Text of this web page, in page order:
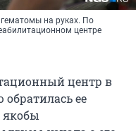
на руках. По
центре
центр в
ее
якобы